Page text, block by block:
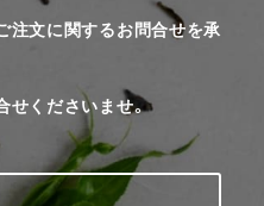
注文に関するお問合せを承
せくださいませ。